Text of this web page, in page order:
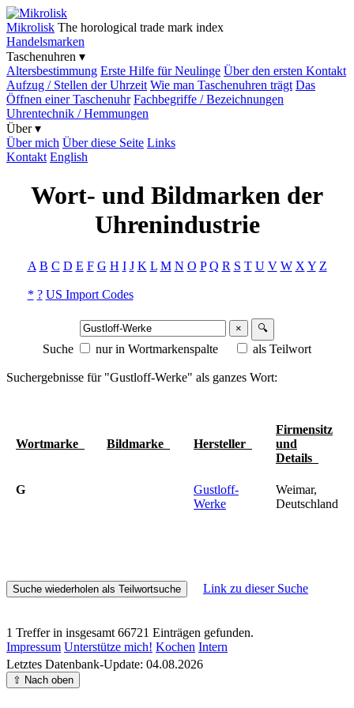
Mikrolisk The horological trade mark index
Handelsmarken
Taschenuhren ▾
Altersbestimmung Erste Hilfe für Neulinge Über den ersten Kontakt
Aufzug / Stellen der Uhrzeit Wie man Taschenuhren trägt Das
Öffnen einer Taschenuhr Fachbegriffe / Bezeichnungen
Uhrentechnik / Hemmungen
Über ▾
Über mich Über diese Seite Links
Kontakt English
Wort- und Bildmarken der
Uhrenindustrie
A B C D E F G H I J K L M N O P Q R S T U V W X Y Z
* ? US Import Codes
× 🔍
Suche nur in Wortmarkenspalte als Teilwort
Suchergebnisse für "Gustloff-Werke" als ganzes Wort:
Wortmarke Bildmarke Hersteller
Firmensitz
und
Details
G
Gustloff-
Werke
Weimar,
Deutschland
Link zu dieser Suche
1 Treffer in insgesamt 66721 Einträgen gefunden.
Impressum Unterstütze mich! Kochen Intern
Letztes Datenbank-Update: 04.08.2026
⇧ Nach oben